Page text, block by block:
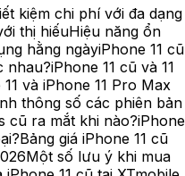
kiệm chi phí với đa dạng
thị hiếuHiệu năng ổn
hằng ngàyiPhone 11 cũ
nhau?iPhone 11 cũ và 11
và iPhone 11 Pro Max
thông số các phiên bản
cũ ra mắt khi nào?iPhone
Bảng giá iPhone 11 cũ
Một số lưu ý khi mua